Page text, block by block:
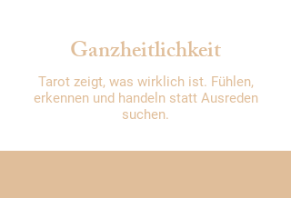
Ganzheitlichkeit
Tarot zeigt, was wirklich ist. Fühlen,
erkennen und handeln statt Ausreden
suchen.